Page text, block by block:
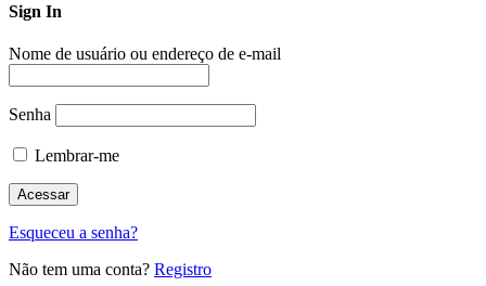
Sign In
Nome de usuário ou endereço de e-mail
Senha
Lembrar-me
Esqueceu a senha?
Não tem uma conta? Registro